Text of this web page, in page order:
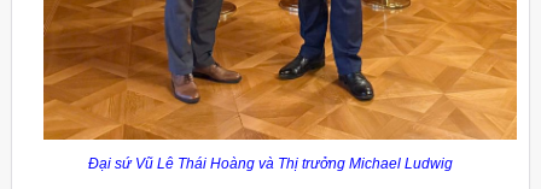
Đại sứ Vũ Lê Thái Hoàng và Thị trưởng Michael Ludwig